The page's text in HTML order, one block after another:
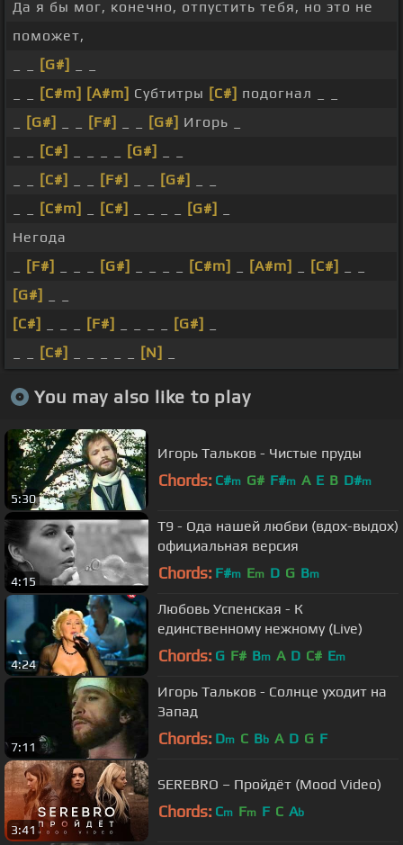
Да я бы мог, конечно, отпустить тебя, но это не
поможет,
[G#]
[C#m] [A#m] Субтитры [C#] подогнал _ _
[G#] [F#] [G#] Игорь _
[C#] [G#]
[C#] [F#] [G#]
[C#m] [C#] [G#]
Негода
[F#] [G#] [C#m] [A#m] [C#]
[G#]
[C#]
[F#] [G#]
[C#] [N]
You may also like to play
5:30
Игорь Тальков - Чистые пруды
Chords: C#m G# F#m A E B D#m
4:15
Т9 - Ода нашей любви (вдох-выдох)
официальная версия
Chords: F#m Em D G Bm
4:24
Любовь Успенская - К
единственному нежному (Live)
Chords: G F# Bm A D C# Em
7:11
Игорь Тальков - Солнце уходит на
Запад
Chords: Dm C Bb A D G F
3:41
SEREBRO – Пройдёт (Mood Video)
Chords: Cm Fm F C Ab